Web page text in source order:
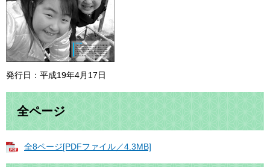
発行日：平成19年4月17日
全ページ
全8ページ[PDFファイル／4.3MB]